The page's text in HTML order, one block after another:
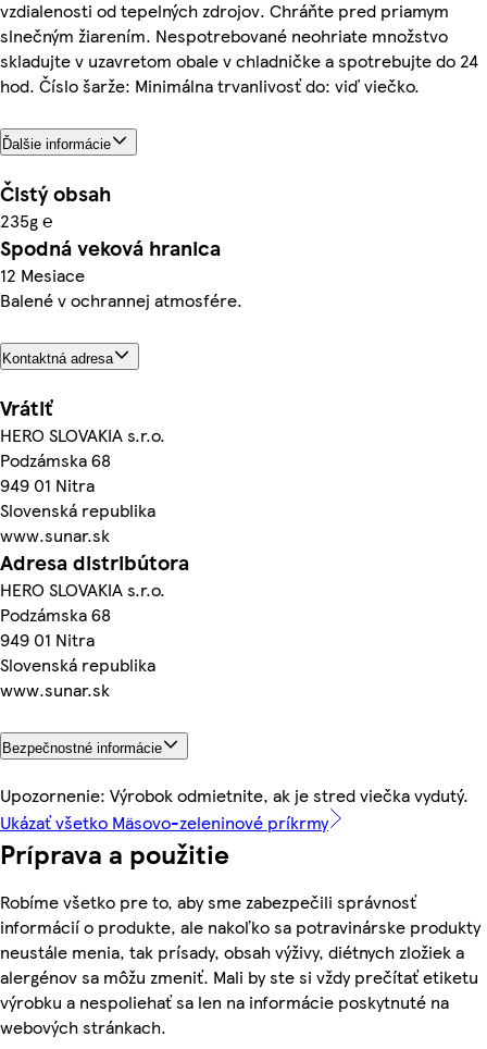
vzdialenosti od tepelných zdrojov. Chráňte pred priamym
slnečným žiarením. Nespotrebované neohriate množstvo
skladujte v uzavretom obale v chladničke a spotrebujte do 24
hod. Číslo šarže: Minimálna trvanlivosť do: viď viečko.
Ďalšie informácie
Čistý obsah
235g ℮
Spodná veková hranica
12 Mesiace
Balené v ochrannej atmosfére.
Kontaktná adresa
Vrátiť
HERO SLOVAKIA s.r.o.
Podzámska 68
949 01 Nitra
Slovenská republika
www.sunar.sk
Adresa distribútora
HERO SLOVAKIA s.r.o.
Podzámska 68
949 01 Nitra
Slovenská republika
www.sunar.sk
Bezpečnostné informácie
Upozornenie: Výrobok odmietnite, ak je stred viečka vydutý.
Ukázať všetko Mäsovo-zeleninové príkrmy
Príprava a použitie
Robíme všetko pre to, aby sme zabezpečili správnosť
informácií o produkte, ale nakoľko sa potravinárske produkty
neustále menia, tak prísady, obsah výživy, diétnych zložiek a
alergénov sa môžu zmeniť. Mali by ste si vždy prečítať etiketu
výrobku a nespoliehať sa len na informácie poskytnuté na
webových stránkach.